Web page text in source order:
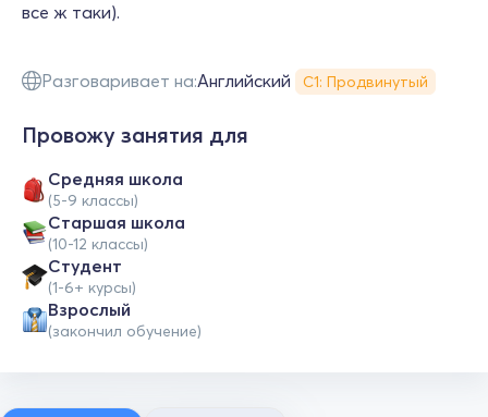
все ж таки).
Разговаривает на:Английский С1: Продвинутый
Провожу занятия для
Средняя школа
(5-9 классы)
Cтаршая школа
(10-12 классы)
Студент
(1-6+ курсы)
Взрослый
(закончил обучение)